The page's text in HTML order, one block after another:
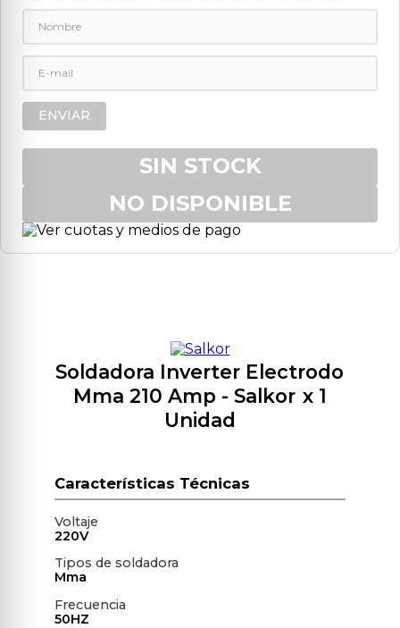
ENVIAR
SIN STOCK
NO DISPONIBLE
Soldadora Inverter Electrodo
Mma 210 Amp - Salkor x 1
Unidad
Voltaje
220V
Tipos de soldadora
Mma
Frecuencia
50HZ
9.
aspiradora
10. lijadora